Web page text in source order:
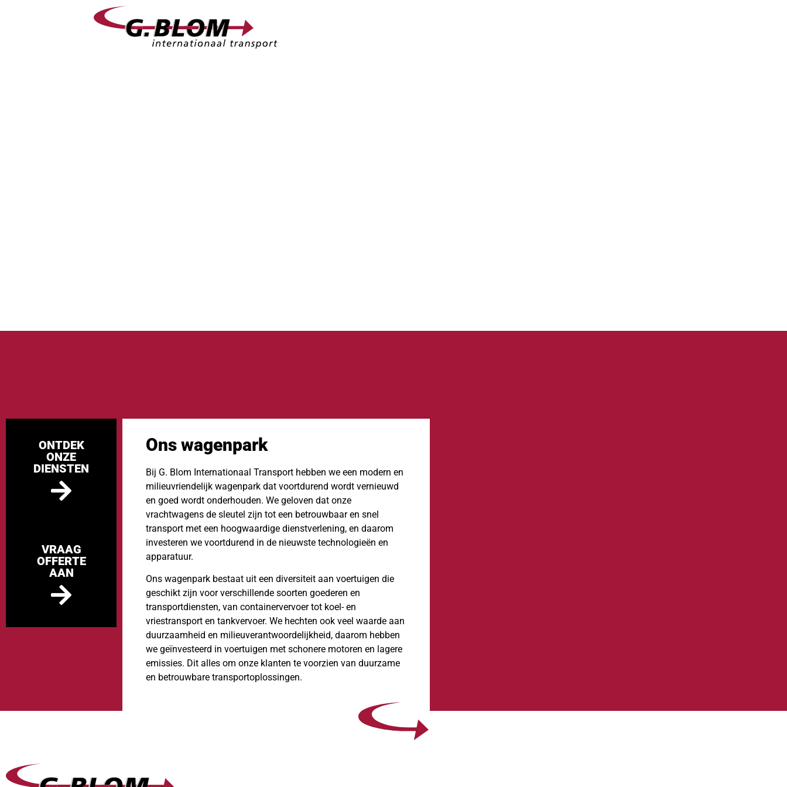
ONTDEK
ONZE
DIENSTEN
VRAAG
OFFERTE
AAN
Ons wagenpark
Bij G. Blom Internationaal Transport hebben we een modern en
milieuvriendelijk wagenpark dat voortdurend wordt vernieuwd
en goed wordt onderhouden. We geloven dat onze
vrachtwagens de sleutel zijn tot een betrouwbaar en snel
transport met een hoogwaardige dienstverlening, en daarom
investeren we voortdurend in de nieuwste technologieën en
apparatuur.
Ons wagenpark bestaat uit een diversiteit aan voertuigen die
geschikt zijn voor verschillende soorten goederen en
transportdiensten, van containervervoer tot koel- en
vriestransport en tankvervoer. We hechten ook veel waarde aan
duurzaamheid en milieuverantwoordelijkheid, daarom hebben
we geïnvesteerd in voertuigen met schonere motoren en lagere
emissies. Dit alles om onze klanten te voorzien van duurzame
en betrouwbare transportoplossingen.